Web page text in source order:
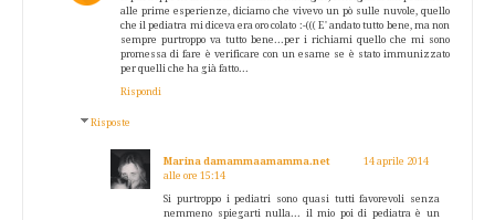
alle prime esperienze, diciamo che vivevo un pò sulle nuvole, quello
che il pediatra mi diceva era oro colato :-((( E' andato tutto bene, ma non
sempre purtroppo va tutto bene...per i richiami quello che mi sono
promessa di fare è verificare con un esame se è stato immunizzato
per quelli che ha già fatto...
Rispondi
Risposte
Marina damammaamamma.net
14 aprile 2014
alle ore 15:14
Si purtroppo i pediatri sono quasi tutti favorevoli senza
nemmeno spiegarti nulla... il mio poi di pediatra è un